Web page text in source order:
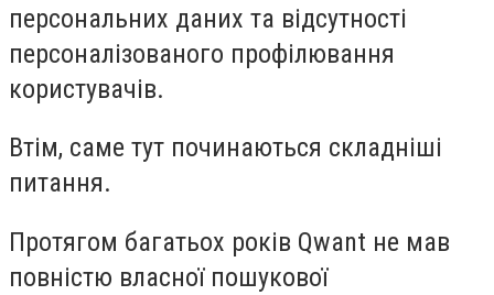
персональних даних та відсутності
персоналізованого профілювання
користувачів.
Втім, саме тут починаються складніші
питання.
Протягом багатьох років Qwant не мав
повністю власної пошукової